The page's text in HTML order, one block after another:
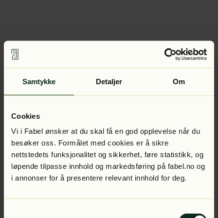
Samtykke Detaljer Om
Cookies
Vi i Fabel ønsker at du skal få en god opplevelse når du
besøker oss. Formålet med cookies er å sikre
nettstedets funksjonalitet og sikkerhet, føre statistikk, og
løpende tilpasse innhold og markedsføring på fabel.no og
i annonser for å presentere relevant innhold for deg.